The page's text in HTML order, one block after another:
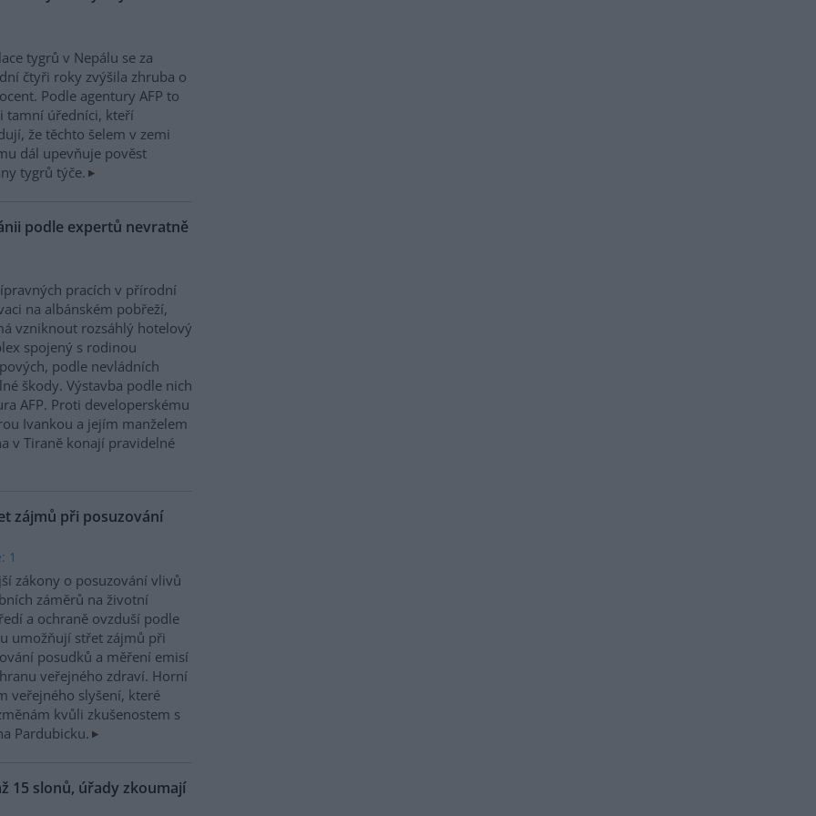
tygrů v Nepálu se za
čtyři roky zvýšila zhruba o
Podle agentury AFP to
tamní úředníci, kteří
že těchto šelem v zemi
dál upevňuje pověst
tygrů týče.
podle expertů nevratně
pracích v přírodní
na albánském pobřeží,
vzniknout rozsáhlý hotelový
spojený s rodinou
podle nevládních
škody. Výstavba podle nich
AFP. Proti developerskému
Ivankou a jejím manželem
v Tiraně konají pravidelné
zájmů při posuzování
1
zákony o posuzování vlivů
záměrů na životní
a ochraně ovzduší podle
umožňují střet zájmů při
posudků a měření emisí
veřejného zdraví. Horní
veřejného slyšení, které
kvůli zkušenostem s
Pardubicku.
15 slonů, úřady zkoumají